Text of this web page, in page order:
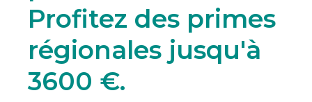
Profitez des primes
régionales jusqu'à
3600 €.